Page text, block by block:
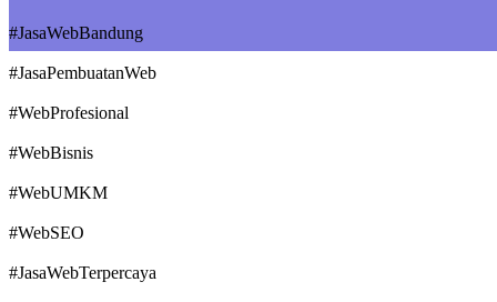
#JasaWebBandung
#JasaPembuatanWeb
#WebProfesional
#WebBisnis
#WebUMKM
#WebSEO
#JasaWebTerpercaya